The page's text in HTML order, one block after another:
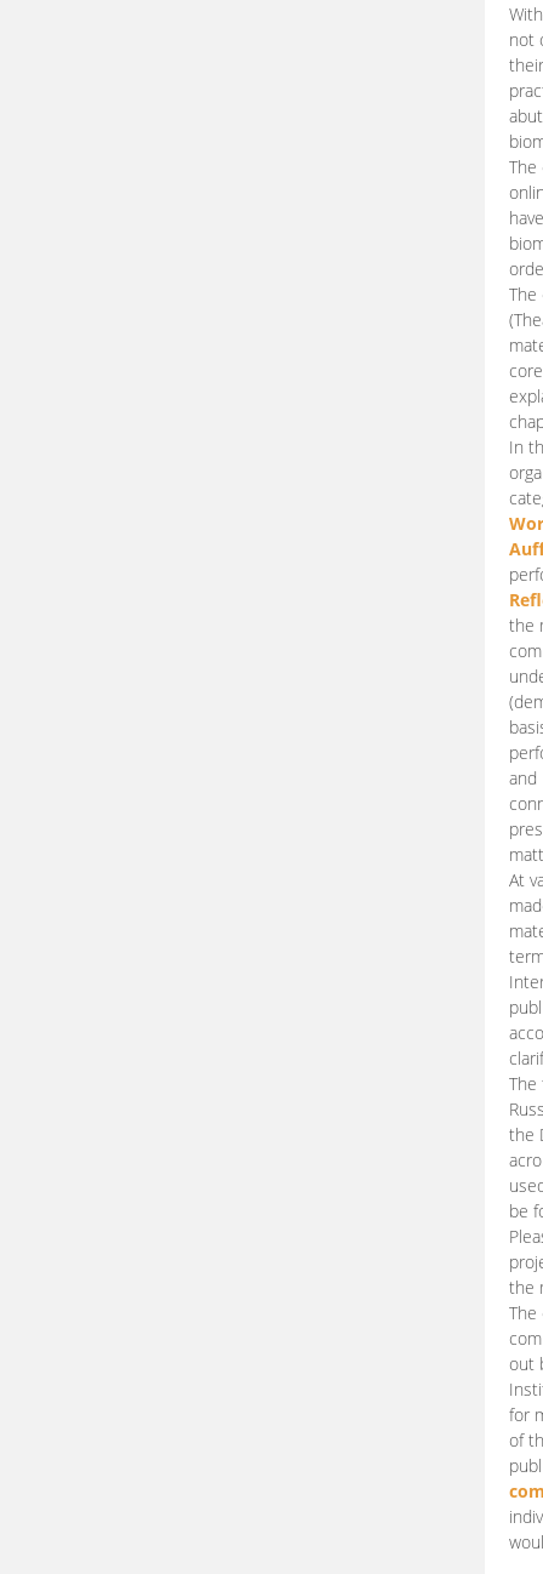
not
The
In
the
and
At
The
the
be
the
The
out
for
of